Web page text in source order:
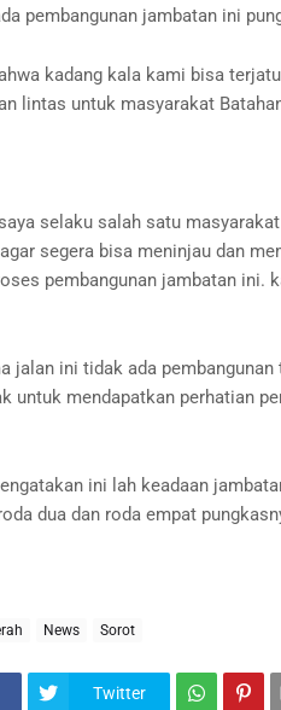
pembangunan jambatan ini
kadang kala kami bisa
lintas untuk masyarakat
selaku salah satu
segera bisa meninjau dan
pembangunan jambatan ini.
jalan ini tidak ada
untuk mendapatkan perhatian
ini lah keadaan
dua dan roda empat
News Sorot
Twitter